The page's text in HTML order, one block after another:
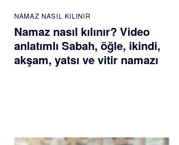
NAMAZ NASIL KILINIR
Namaz nasıl kılınır? Video
anlatımlı Sabah, öğle, ikindi,
akşam, yatsı ve vitir namazı